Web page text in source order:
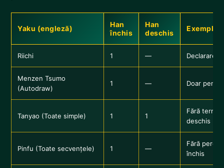
Yaku (engleză)
Han
închis
Han
deschis
Exemplu
Riichi 1 — Declarare
Menzen Tsumo
(Autodraw)
1 — Doar
Tanyao (Toate simple) 1 1
Fără
deschis
Pinfu (Toate secvențele) 1 —
Fără
închis